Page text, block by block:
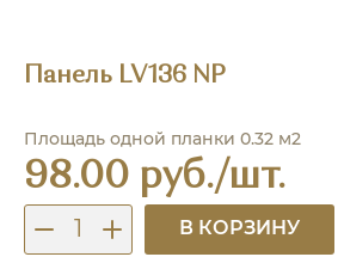
Панель LV136 NP
Площадь одной планки 0.32 м2
98.00 руб./шт.
В КОРЗИНУ